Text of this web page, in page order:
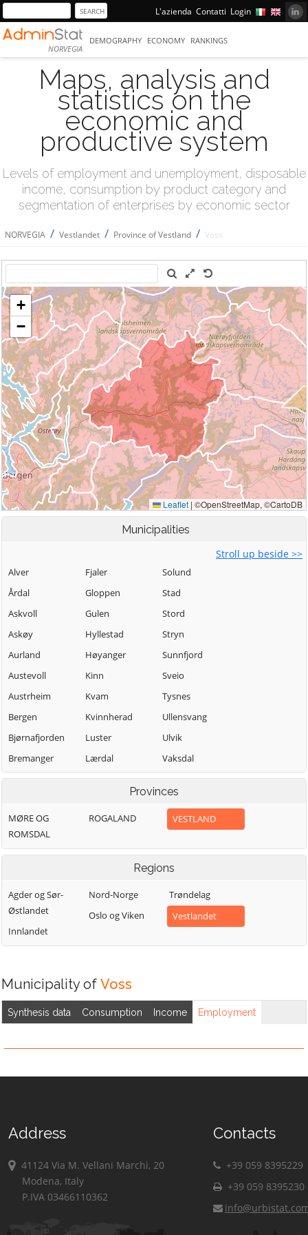
L'azienda Contatti Login
NORVEGIA
DEMOGRAPHY ECONOMY RANKINGS
Maps, analysis and
statistics on the
economic and
productive system
Levels of employment and unemployment, disposable
income, consumption by product category and
segmentation of enterprises by economic sector
NORVEGIA / Vestlandet / Province of Vestland / Voss
Municipalities
Stroll up beside >>
Alver
Årdal
Askvoll
Askøy
Aurland
Austevoll
Austrheim
Bergen
Bjørnafjorden
Bremanger
Bømlo
Etne
Fedje
Fjaler
Gloppen
Gulen
Hyllestad
Høyanger
Kinn
Kvam
Kvinnherad
Luster
Lærdal
Masfjorden
Osterøy
Solund
Stad
Stord
Stryn
Sunnfjord
Sveio
Tysnes
Ullensvang
Ulvik
Vaksdal
Vik
Øygarden
Provinces
MØRE OG
ROMSDAL
ROGALAND VESTLAND
Regions
Agder og Sør-
Østlandet
Innlandet
Nord-Norge
Oslo og Viken
Trøndelag
Vestlandet
Municipality of Voss
Synthesis data Consumption Income Employment
Address
41124 Via M. Vellani Marchi, 20
Modena, Italy
P.IVA 03466110362
Contacts
+39 059 8395229
+39 059 8395230